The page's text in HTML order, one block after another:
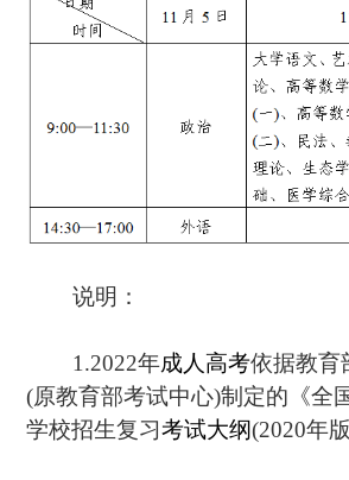
说明：
1.2022年成人高考依据教育
(原教育部考试中心)制定的《全
学校招生复习考试大纲(2020年